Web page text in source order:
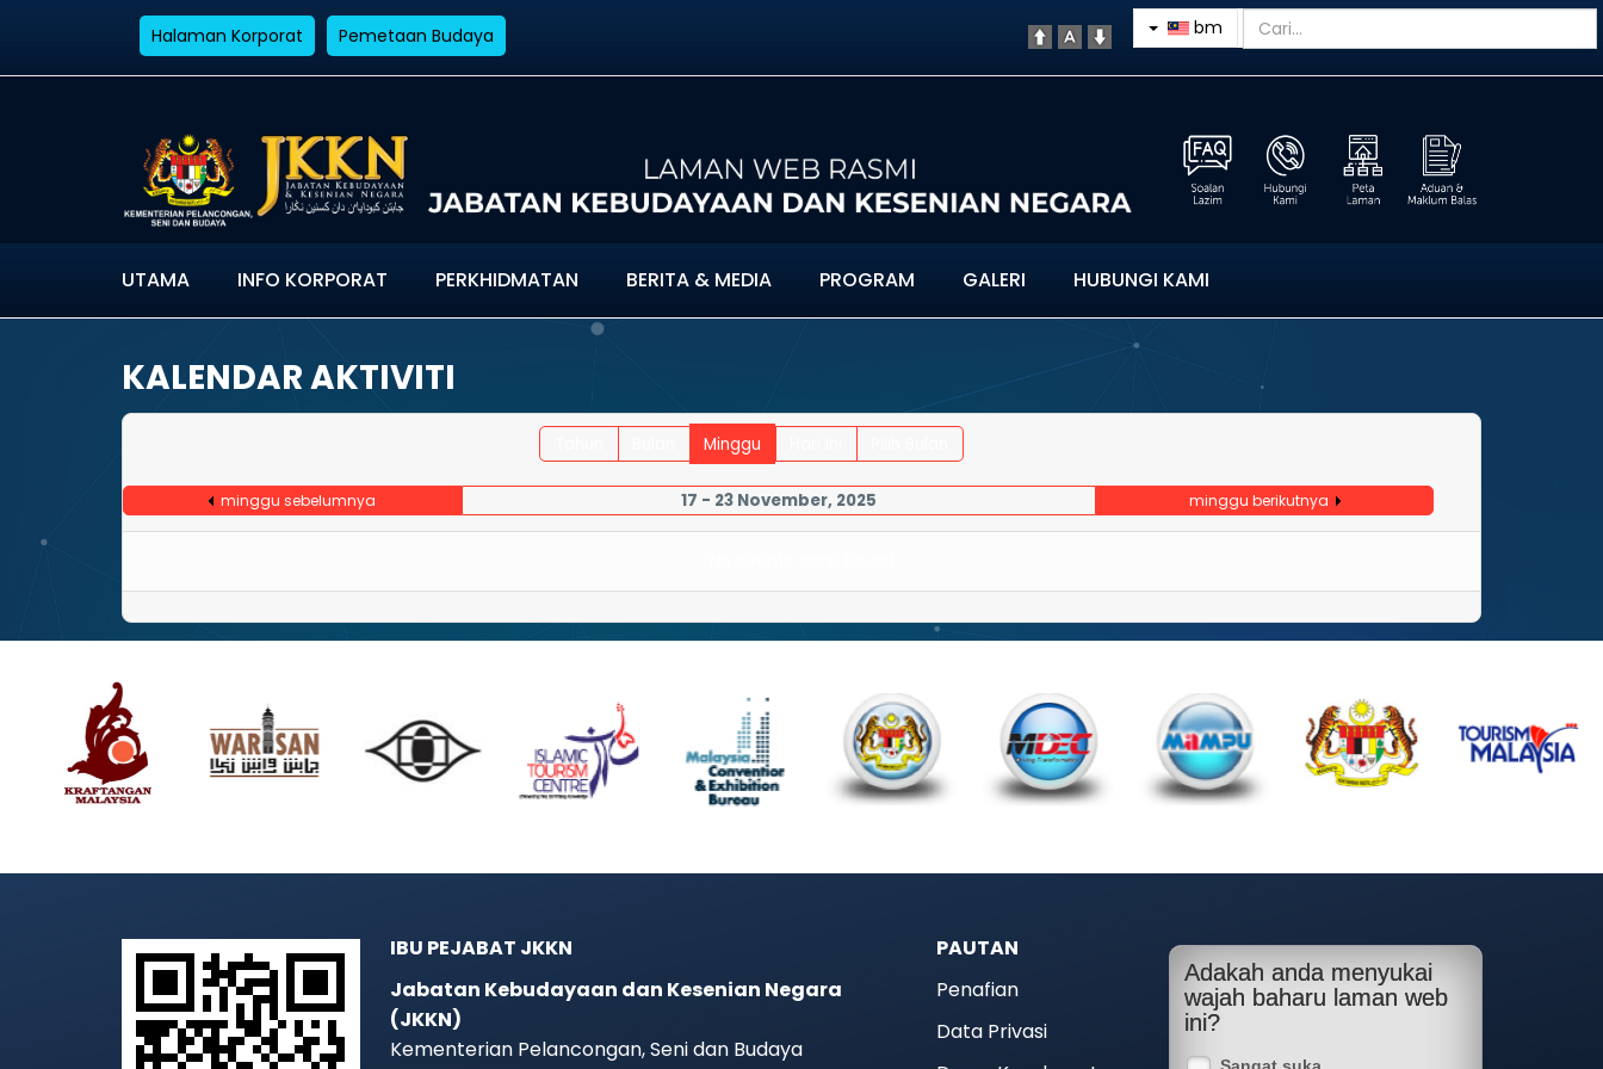
Halaman Korporat Pemetaan Budaya bm
UTAMA INFO KORPORAT PERKHIDMATAN BERITA & MEDIA PROGRAM GALERI HUBUNGI KAMI
KALENDAR AKTIVITI
Minggu
minggu sebelumnya 17 - 23 November, 2025 minggu berikutnya
IBU PEJABAT JKKN
Jabatan Kebudayaan dan Kesenian Negara
(JKKN)
Kementerian Pelancongan, Seni dan Budaya
PAUTAN
Penafian
Data Privasi
Adakah anda menyukai
wajah baharu laman web
ini?